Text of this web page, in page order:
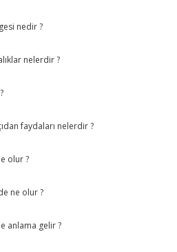
nedir ?
nelerdir ?
faydaları nelerdir ?
olur ?
ne olur ?
anlama gelir ?